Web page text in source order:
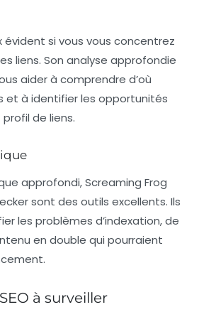
évident si vous vous concentrez
liens. Son analyse approfondie
aider à comprendre d’où
et à identifier les opportunités
de liens.
approfondi, Screaming Frog
sont des outils excellents. Ils
les problèmes d’indexation, de
en double qui pourraient
à surveiller